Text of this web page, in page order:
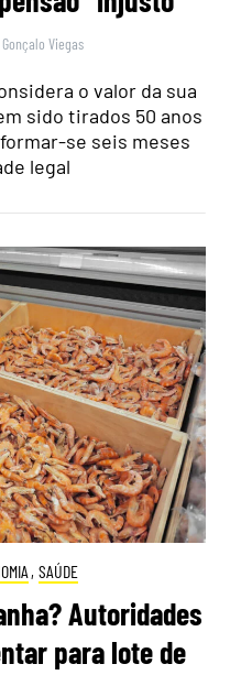
Gonçalo Viegas
o valor da sua
sido tirados 50 anos
se seis meses
legal
, SAÚDE
Autoridades
para lote de